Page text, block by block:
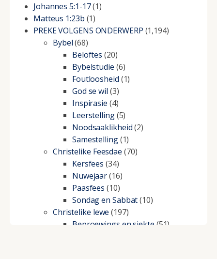
Johannes 5:1-17(1)
Matteus 1:23b (1)
PREKE VOLGENS ONDERWERP (1,194)
Bybel(68)
Beloftes (20)
Bybelstudie (6)
Foutloosheid (1)
God se wil (3)
Inspirasie (4)
Leerstelling(5)
Noodsaaklikheid(2)
Samestelling(1)
Christelike Feesdae (70)
Kersfees (34)
Nuwejaar(16)
Paasfees (10)
Sondag en Sabbat(10)
Christelike lewe (197)
Beproewings en siekte (51)